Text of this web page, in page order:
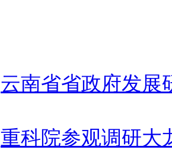
云南省省政府发展
重科院参观调研大